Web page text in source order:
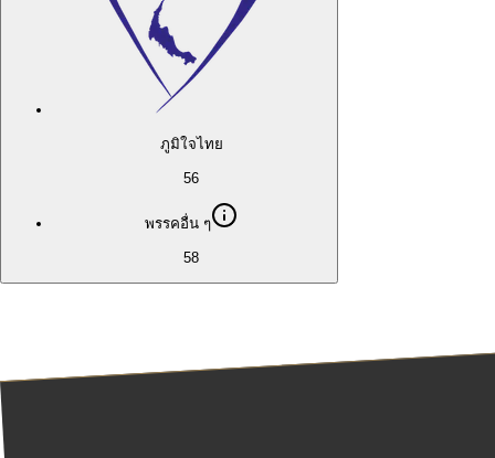
ภูมิใจไทย
56
พรรคอื่น ๆ
58